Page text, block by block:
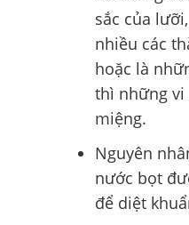
sắc của
nhiều các
hoặc là
thì những vi
miệng.
Nguyên
nước bọt
để diệt